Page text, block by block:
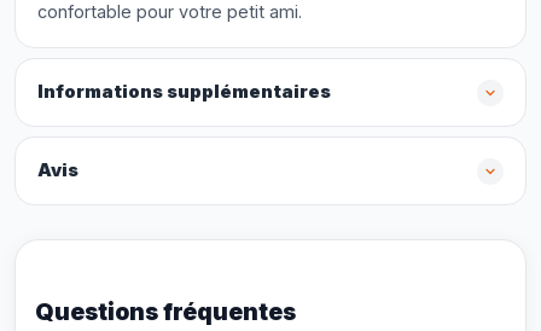
confortable pour votre petit ami.
Informations supplémentaires
Avis
Questions fréquentes